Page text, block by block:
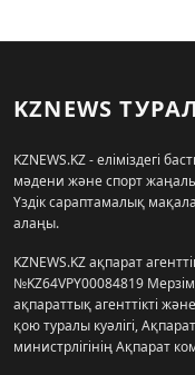
KZNEWS
KZNEWS.KZ - еліміздегі
мәдени және спорт
Үздік сараптамалық
алаңы.
KZNEWS.KZ ақпарат
№KZ64VPY00084819
ақпараттық агенттікті
қою туралы куәлігі,
министрлігінің Ақпарат